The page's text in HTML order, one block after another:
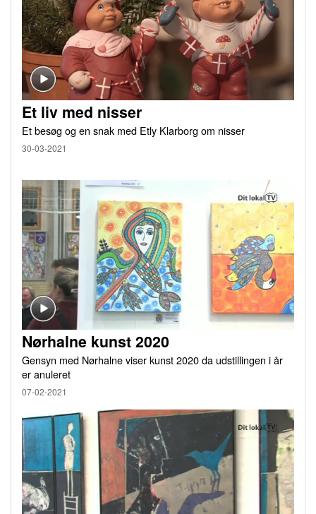
Et liv med nisser
Et besøg og en snak med Etly Klarborg om nisser
30-03-2021
Nørhalne kunst 2020
Gensyn med Nørhalne viser kunst 2020 da udstillingen i år
er anuleret
07-02-2021